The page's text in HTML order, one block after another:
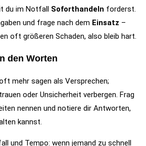
du im Notfall Soforthandeln forderst.
und frage nach dem Einsatz –
oft größeren Schaden, also bleib hart.
den Worten
mehr sagen als Versprechen;
oder Unsicherheit verbergen. Frag
nennen und notiere dir Antworten,
kannst.
und Tempo: wenn jemand zu schnell